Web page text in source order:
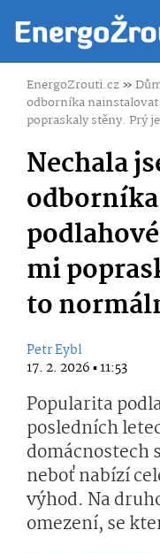
EnergoZrouti.cz»
odborníka
popraskaly stěny. Prý
Nechala
mi
to
Petr Eybl
17. 2. 2026 ▪ 11:53
Popularita
posledních
domácnostech
neboť nabízí
výhod. Na
omezení, se